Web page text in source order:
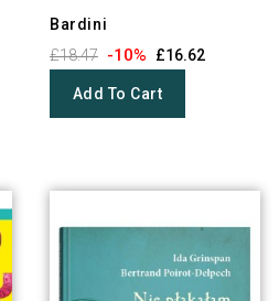
Bardini
£18.47 -10% £16.62
Add To Cart